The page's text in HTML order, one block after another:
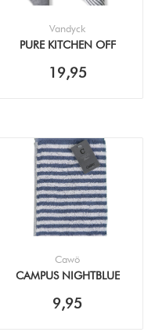
Vandyck
PURE KITCHEN OFF
THEEDOEK (60X60CM)
19,95
Cawö
CAMPUS NIGHTBLUE
9,95